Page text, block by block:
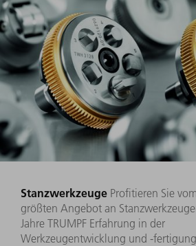
Stanzwerkzeuge Profitieren Sie
größten Angebot an
Jahre TRUMPF Erfahrung in der
Werkzeugentwicklung und -